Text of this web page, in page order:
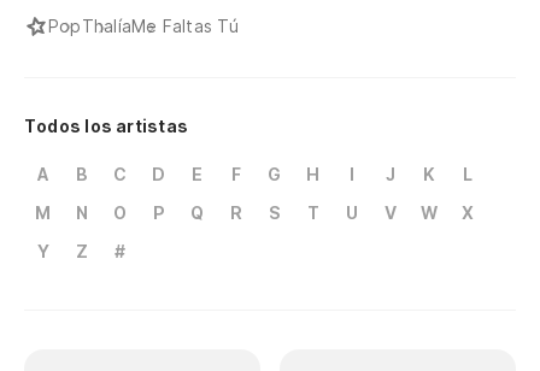
PopThalíaMe Faltas Tú
Todos los artistas
A B C D E F G H I J K
L
M
N O P Q R S T U V W
X
Y
Z #